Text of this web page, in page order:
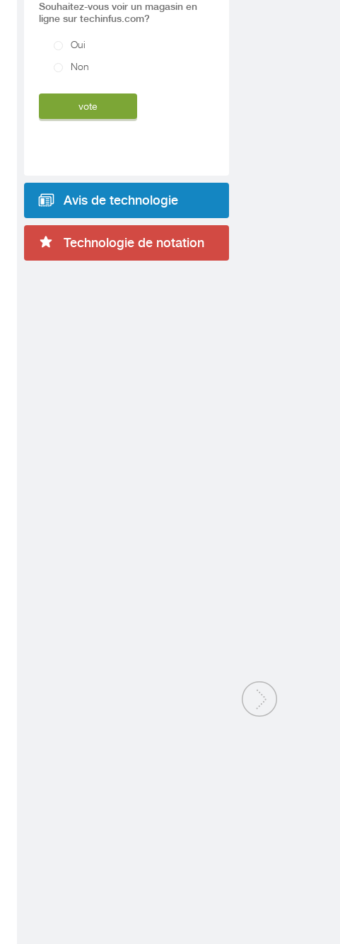
Souhaitez-vous voir un magasin en
ligne sur techinfus.com?
Oui
Non
Avis de technologie
Technologie de notation